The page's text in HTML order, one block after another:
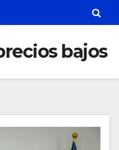
bajos